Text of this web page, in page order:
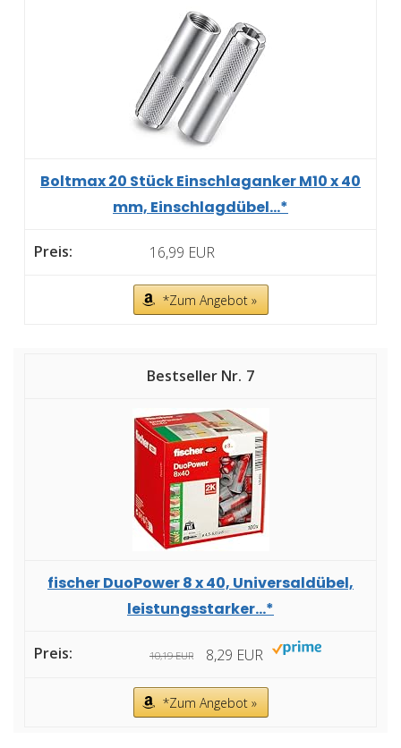
Boltmax 20 Stück Einschlaganker M10 x 40
mm, Einschlagdübel...*
16,99 EUR
*Zum Angebot »
7
fischer DuoPower 8 x 40, Universaldübel,
leistungsstarker...*
10,19 EUR 8,29 EUR
*Zum Angebot »